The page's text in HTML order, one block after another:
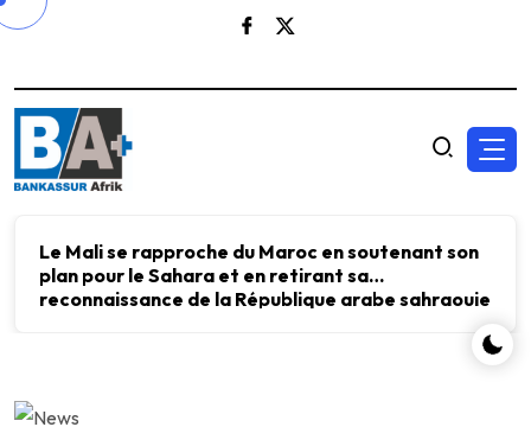
Le Mali se rapproche du Maroc en soutenant son
plan pour le Sahara et en retirant sa
reconnaissance de la République arabe sahraouie